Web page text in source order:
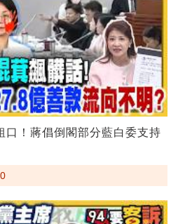
口！蔣倡倒閣部分藍白委支持